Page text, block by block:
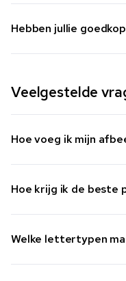
Hebben jullie
Veelgestelde
Hoe voeg ik mijn
Hoe krijg ik de beste
Welke lettertypen